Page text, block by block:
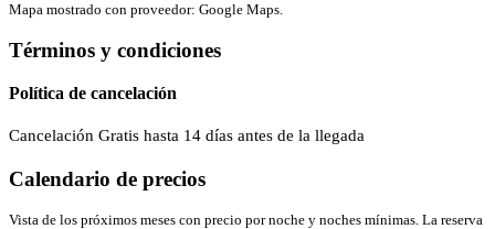
Mapa mostrado con proveedor: Google Maps.
Términos y condiciones
Política de cancelación
Cancelación Gratis hasta 14 días antes de la llegada
Calendario de precios
Vista de los próximos meses con precio por noche y noches mínimas. La reserva